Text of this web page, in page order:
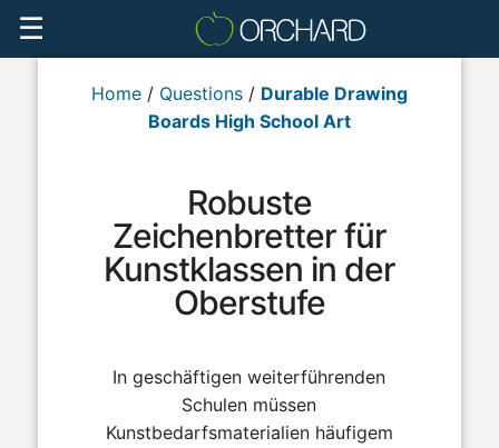
☰
Home/ Questions/ Durable Drawing
Boards High School Art
Robuste
Zeichenbretter für
Kunstklassen in der
Oberstufe
In geschäftigen weiterführenden
Schulen müssen
Kunstbedarfsmaterialien häufigem